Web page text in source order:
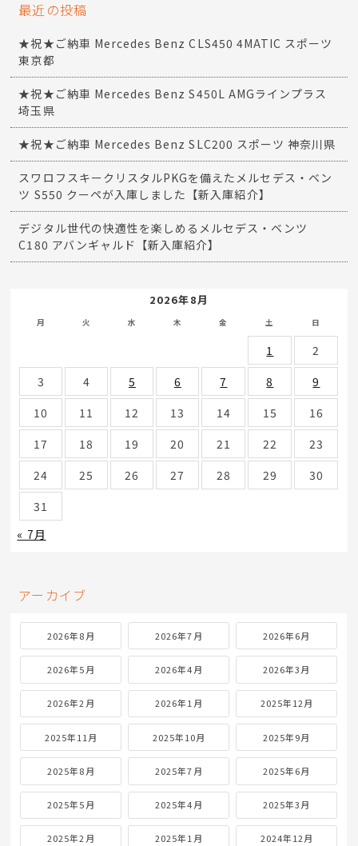
最近の投稿
★祝★ご納車 Mercedes Benz CLS450 4MATIC スポーツ
東京都
★祝★ご納車 Mercedes Benz S450L AMGラインプラス
埼玉県
★祝★ご納車 Mercedes Benz SLC200 スポーツ 神奈川県
スワロフスキークリスタルPKGを備えたメルセデス・ベン
ツ S550 クーペが入庫しました【新入庫紹介】
デジタル世代の快適性を楽しめるメルセデス・ベンツ
C180 アバンギャルド【新入庫紹介】
2026年8月
月 火 水 木 金 土 日
1
2
3
4 5 6 7 8
9
10
11 12 13 14 15
16
17
18 19 20 21 22
23
24
25 26 27 28 29
30
31
« 7月
アーカイブ
2026年8月 2026年7月 2026年6月
2026年5月 2026年4月 2026年3月
2026年2月 2026年1月 2025年12月
2025年11月 2025年10月 2025年9月
2025年8月 2025年7月 2025年6月
2025年5月 2025年4月 2025年3月
2025年2月 2025年1月 2024年12月